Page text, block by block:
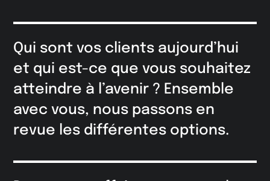
Qui sont vos clients aujourd’hui
et qui est-ce que vous souhaitez
atteindre à l’avenir ? Ensemble
avec vous, nous passons en
revue les différentes options.